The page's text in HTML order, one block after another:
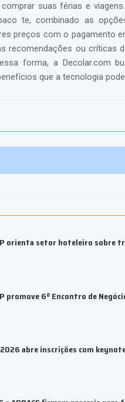
suas férias e
te, combinado as
preços com o pagamento
recomendações ou críticas
forma, a Decolar.com
que a tecnologia
orienta setor hoteleiro sobre
promove 6º Encontro de
2026 abre inscrições com